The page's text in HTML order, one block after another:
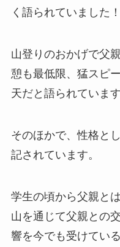
く語られていました！
山登りのおかげで父
憩も最低限、猛スピ
天だと語られています
そのほかで、性格と
記されています。
学生の頃から父親と
山を通じて父親との
響を今でも受けてい